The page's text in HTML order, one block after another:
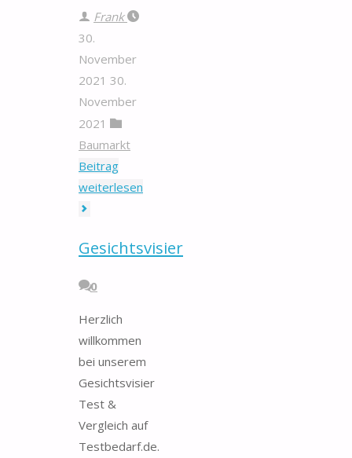
Frank
30.
November
2021 30.
November
2021
Baumarkt
Beitrag
weiterlesen
Gesichtsvisier
0
Herzlich
willkommen
bei unserem
Gesichtsvisier
Test &
Vergleich auf
Testbedarf.de.